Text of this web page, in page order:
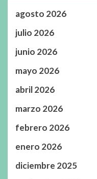
agosto 2026
julio 2026
junio 2026
mayo 2026
abril 2026
marzo 2026
febrero 2026
enero 2026
diciembre 2025